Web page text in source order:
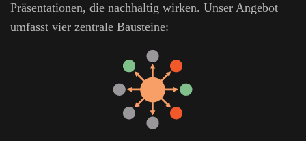
Präsentationen, die nachhaltig wirken. Unser Angebot
umfasst vier zentrale Bausteine: